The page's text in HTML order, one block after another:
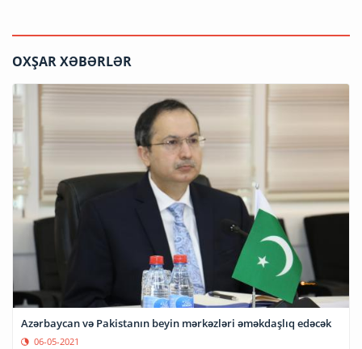
OXŞAR XƏBƏRLƏR
Azərbaycan və Pakistanın beyin mərkəzləri əməkdaşlıq edəcək
06-05-2021